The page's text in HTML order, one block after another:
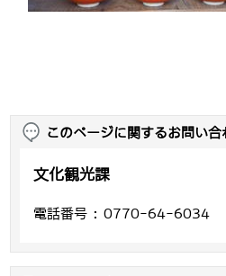
このページに関するお問い合
文化観光課
電話番号 0770-64-6034